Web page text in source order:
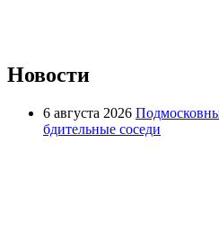
Новости
6 августа 2026
бдительные соседи